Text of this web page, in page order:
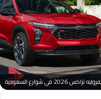
في شوارع السعودية